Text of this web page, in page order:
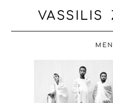
VASSILIS